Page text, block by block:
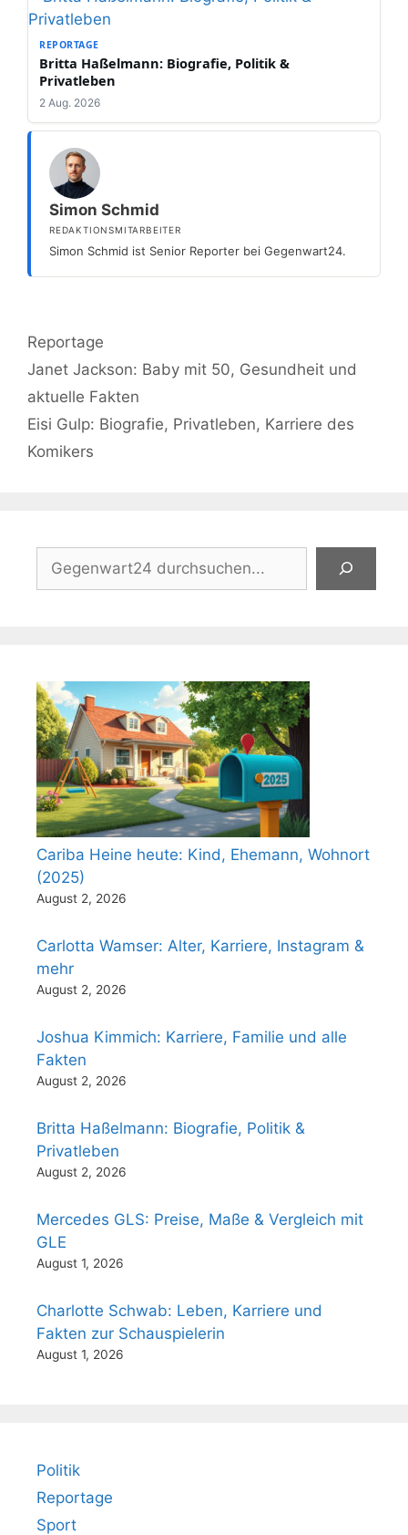
REPORTAGE
Britta Haßelmann: Biografie, Politik &
Privatleben
2 Aug. 2026
Simon Schmid
REDAKTIONSMITARBEITER
Simon Schmid ist Senior Reporter bei Gegenwart24.
Kategorien
Reportage
Janet Jackson: Baby mit 50, Gesundheit und
aktuelle Fakten
Eisi Gulp: Biografie, Privatleben, Karriere des
Komikers
Cariba Heine heute: Kind, Ehemann, Wohnort
(2025)
August 2, 2026
Carlotta Wamser: Alter, Karriere, Instagram &
mehr
August 2, 2026
Joshua Kimmich: Karriere, Familie und alle
Fakten
August 2, 2026
Britta Haßelmann: Biografie, Politik &
Privatleben
August 2, 2026
Mercedes GLS: Preise, Maße & Vergleich mit
GLE
August 1, 2026
Charlotte Schwab: Leben, Karriere und
Fakten zur Schauspielerin
August 1, 2026
Politik
Reportage
Sport